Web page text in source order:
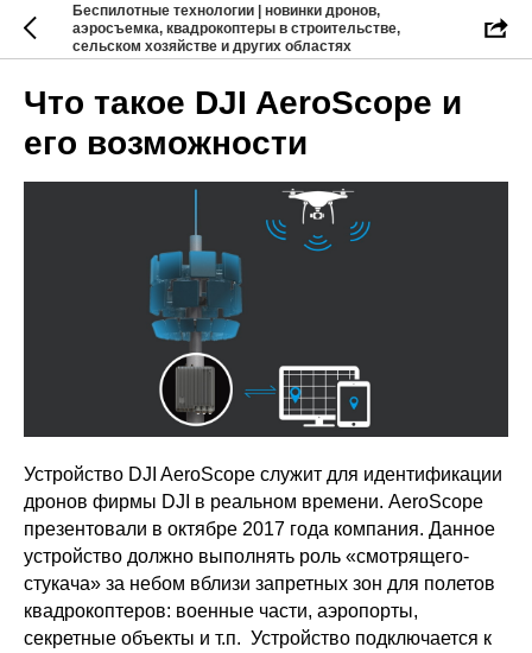
Беспилотные технологии | новинки дронов,
аэросъемка, квадрокоптеры в строительстве,
сельском хозяйстве и других областях
Что такое DJI AeroScope и
его возможности
Устройство DJI AeroScope служит для идентификации
дронов фирмы DJI в реальном времени. AeroScope
презентовали в октябре 2017 года компания. Данное
устройство должно выполнять роль «смотрящего-
стукача» за небом вблизи запретных зон для полетов
квадрокоптеров: военные части, аэропорты,
секретные объекты и т.п. Устройство подключается к